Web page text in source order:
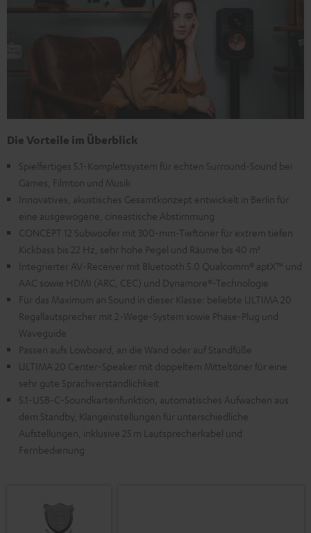
Die Vorteile im Überblick
Spielfertiges 5.1-Komplettsystem für echten Surround-Sound bei
Games, Filmton und Musik
Innovatives, akustisches Gesamtkonzept entwickelt in Berlin für
eine ausgewogene, cineastische Abstimmung
CONCEPT 12 Subwoofer mit 300-mm-Tieftöner für extrem tiefen
Kickbass bis 22 Hz, sehr hohe Pegel und Räume bis 40 m²
Integrierter AV-Receiver mit Bluetooth 5.0 Qualcomm® aptX™ und
AAC sowie HDMI (ARC, CEC) und Dynamore®-Technologie
Für das Maximum an Sound in dieser Klasse: beliebte ULTIMA 20
Regallautsprecher mit 2-Wege-System sowie Phase-Plug und
Waveguide
Passen aufs Lowboard, an die Wand oder auf Standfüße
ULTIMA 20 Center-Speaker mit doppeltem Mitteltöner für eine
sehr gute Sprachverständlichkeit
5.1-USB-C-Soundkartenfunktion, automatisches Aufwachen aus
dem Standby, Klangeinstellungen für unterschiedliche
Aufstellungen, inklusive 25 m Lautsprecherkabel und
Fernbedienung